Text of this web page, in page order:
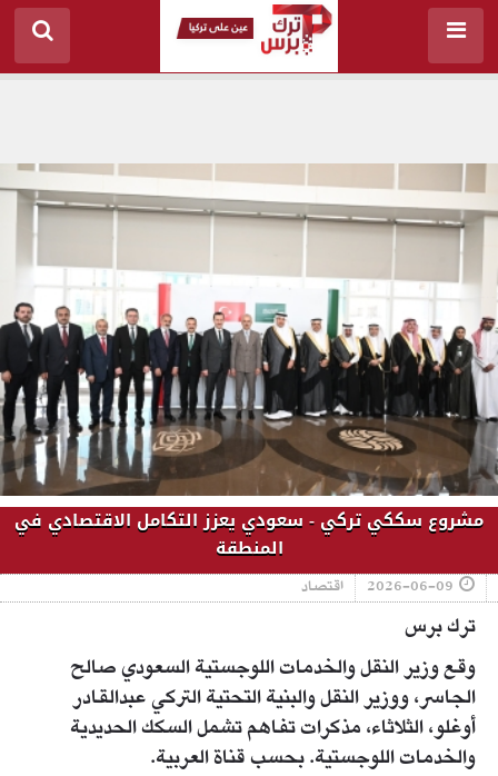
مشروع سككي تركي - سعودي يعزز التكامل الاقتصادي في
المنطقة
2026-06-09 اقتصاد
ترك برس
وقع وزير النقل والخدمات اللوجستية السعودي صالح
الجاسر، ووزير النقل والبنية التحتية التركي عبدالقادر
أوغلو، الثلاثاء، مذكرات تفاهم تشمل السكك الحديدية
والخدمات اللوجستية. بحسب قناة العربية.